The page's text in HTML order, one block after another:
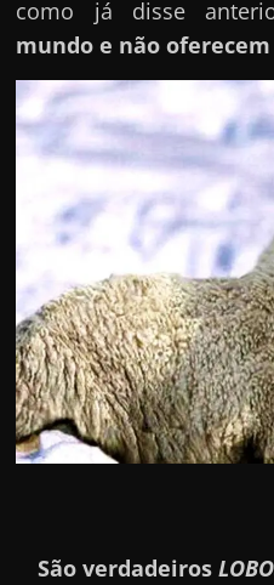
como já disse
mundo e não
São verdadeiros